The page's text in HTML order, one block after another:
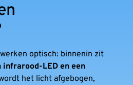
optisch: binnenin zit
LED en een
het licht afgebogen,